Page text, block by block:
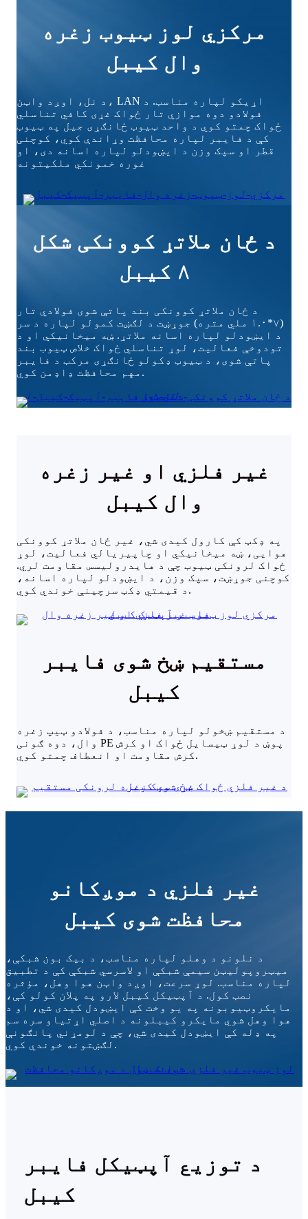
مرکزي لوز ټیوب زغره
وال کیبل
د نل، اوږد واټن، LAN اړیکو لپاره مناسب. د
فولادو دوه موازي تار ځواک غړی کافي تناسلي
ځواک چمتو کوي د واحد ټیوب ځانګړی جیل په ټیوب
کې د فایبر لپاره محافظت وړاندې کوي، کوچنی
قطر او سپک وزن د ایښودلو لپاره اسانه دی، او
غوره خمونکي ملکیتونه
د ځان ملاتړ کوونکی شکل
۸ کیبل
د ځان ملاتړ کوونکی بند پاتې شوی فولادي تار
(۷*۱.۰ ملي متره) جوړښت د لګښت کمولو لپاره د سر
د ایښودلو لپاره اسانه ملاتړ. ښه میخانیکي او د
تودوخې فعالیت، لوړ تناسلي ځواک خلاص ټیوب بند
پاتې شوی، د ټیوب ډکولو ځانګړی مرکب د فایبر
مهم محافظت ډاډمن کوي.
غیر فلزي او غیر زغره
وال کیبل
په ډکټ کې کارول کیدی شي، غیر ځان ملاتړ کوونکی
هوایی، ښه میخانیکي او چاپیریالي فعالیت، لوړ
ځواک لرونکی ټیوب چې د هایدرولیسس مقاومت لري.
کوچنی جوړښت، سپک وزن، د ایښودلو لپاره اسانه،
د قیمتي ډکټ سرچینې خوندي کوي.
مستقیم ښخ شوی فایبر
کیبل
د مستقیم ښخولو لپاره مناسب، د فولادو ټیپ زغره
وال، دوه ګونی PE پوښ د لوړ ټیسایل ځواک او کرش
کرش مقاومت او انعطاف چمتو کوي.
غیر فلزي د موږکانو
محافظت شوی کیبل
د نلونو د وهلو لپاره مناسب، د بیک بون شبکې،
میټروپولیټن سیمې شبکې او لاسرسي شبکې کې د تطبیق
لپاره مناسب. لوړ سرعت، اوږد واټن هوا وهل، مؤثره
نصب کول. د آپټیکل کیبل لارو په پلان کولو کې،
مایکروټیوبونه په یو وخت کې ایښودل کیدی شي، او د
هوا وهل شوي مایکرو کیبلونه د اصلي اړتیاو سره سم
په ډله کې ایښودل کیدی شي، چې د لومړني پانګونې
لګښتونه خوندي کوي.
د توزیع آپټیکل فایبر
کیبل